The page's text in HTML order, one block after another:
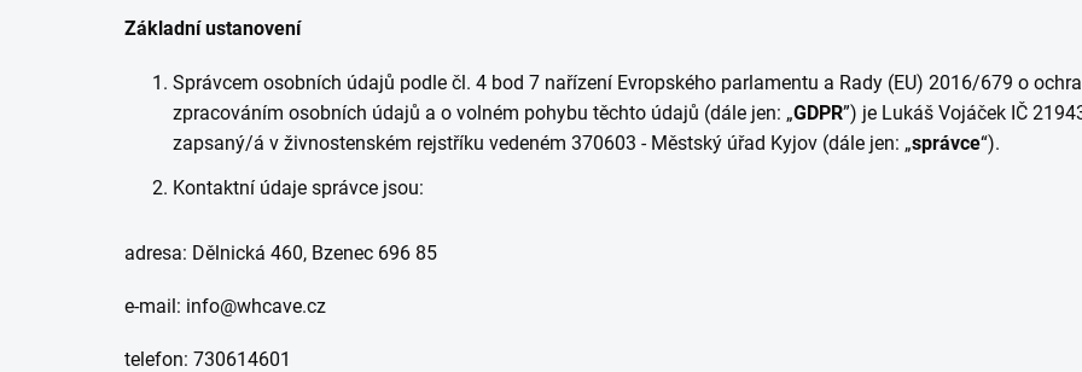
Základní ustanovení
Správcem osobních údajů podle čl. 4 bod 7 nařízení Evropského parlamentu a Rady (EU) 2016/679 o
zpracováním osobních údajů a o volném pohybu těchto údajů (dále jen: „GDPR”) je Lukáš Vojáček IČ
zapsaný/á v živnostenském rejstříku vedeném 370603 - Městský úřad Kyjov (dále jen: „správce“).
Kontaktní údaje správce jsou:
adresa: Dělnická 460, Bzenec 696 85
e-mail: info@whcave.cz
telefon: 730614601